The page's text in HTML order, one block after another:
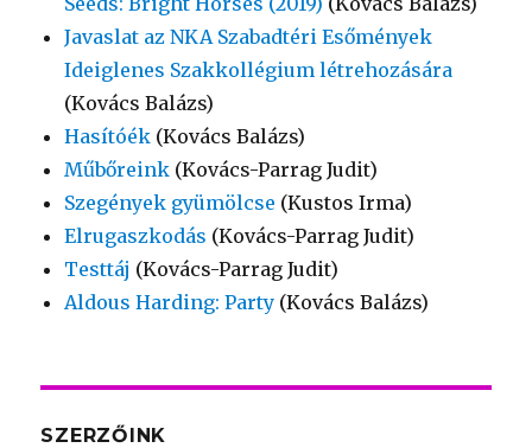
Javaslat az NKA Szabadtéri Esőmények
Ideiglenes Szakkollégium létrehozására
(Kovács Balázs)
Hasítóék (Kovács Balázs)
Műbőreink (Kovács-Parrag Judit)
Szegények gyümölcse (Kustos Irma)
Elrugaszkodás (Kovács-Parrag Judit)
Testtáj (Kovács-Parrag Judit)
Aldous Harding: Party (Kovács Balázs)
SZERZŐINK